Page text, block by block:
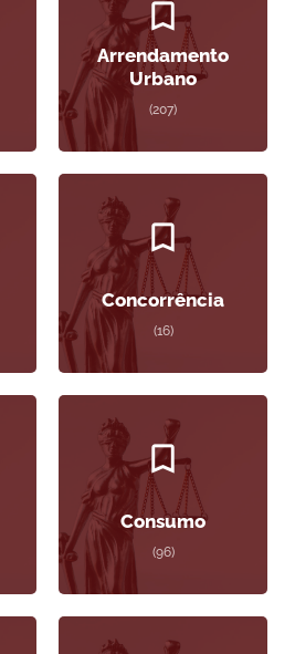
Arrendamento
Urbano
(207)
Concorrência
(16)
Consumo
(96)